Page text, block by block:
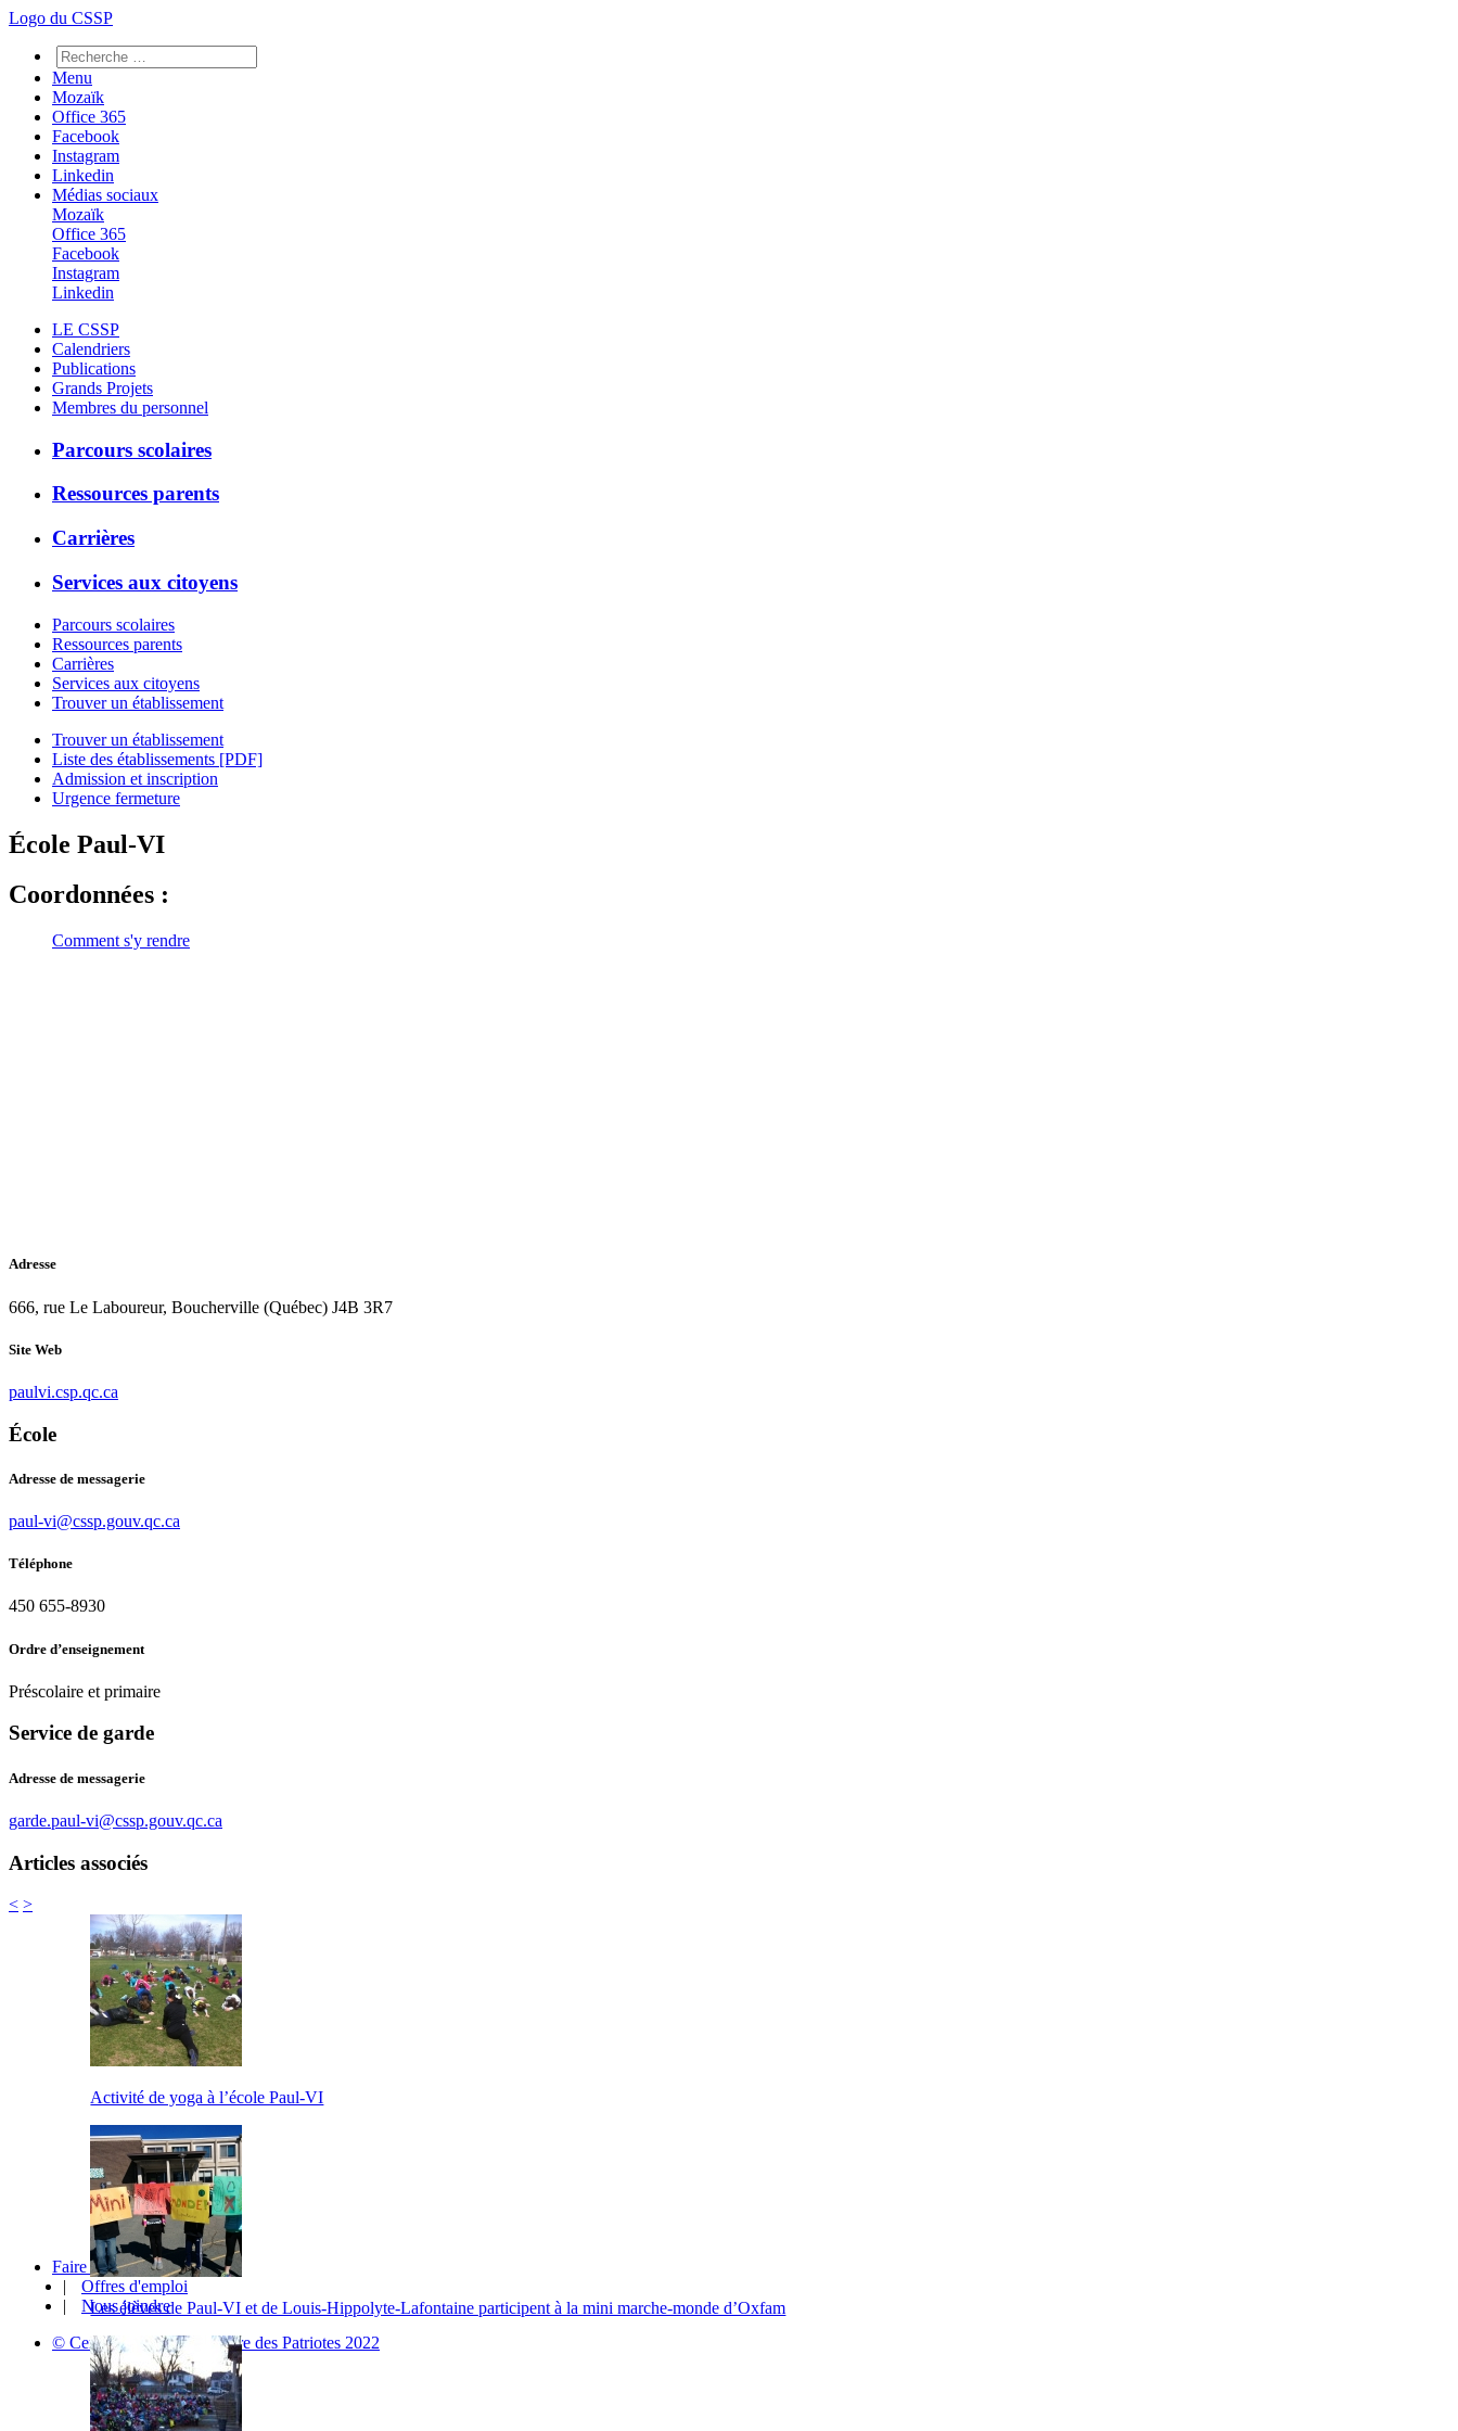
Logo du CSSP
Menu
Mozaïk
Office 365
Facebook
Instagram
Linkedin
Médias sociaux
Mozaïk
Office 365
Facebook
Instagram
Linkedin
LE CSSP
Calendriers
Publications
Grands Projets
Membres du personnel
Parcours scolaires
Ressources parents
Carrières
Services aux citoyens
Parcours scolaires
Ressources parents
Carrières
Services aux citoyens
Trouver un établissement
Trouver un établissement
Liste des établissements [PDF]
Admission et inscription
Urgence fermeture
École Paul-VI
Coordonnées :
Comment s'y rendre
Adresse
666, rue Le Laboureur, Boucherville (Québec) J4B 3R7
Site Web
paulvi.csp.qc.ca
École
Adresse de messagerie
paul-vi@cssp.gouv.qc.ca
Téléphone
450 655-8930
Ordre d’enseignement
Préscolaire et primaire
Service de garde
Adresse de messagerie
garde.paul-vi@cssp.gouv.qc.ca
Articles associés
< >
Activité de yoga à l’école Paul-VI
Les élèves de Paul-VI et de Louis-Hippolyte-Lafontaine participent à la mini marche-monde d’Oxfam
Faire affaire avec le CSSP
|
Offres d'emploi
|
Nous joindre
© Centre de services scolaire des Patriotes 2022